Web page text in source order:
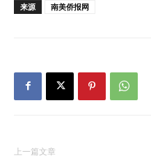
来源 南美侨报网
上一篇文章